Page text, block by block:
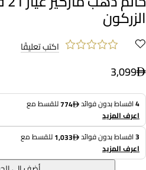
الزركون
اكتب تعليقًا
3,099
4اقساط بدون فوائد 774للقسط مع
اعرف المزيد
3اقساط بدون فوائد 1,033للقسط مع
اعرف المزيد